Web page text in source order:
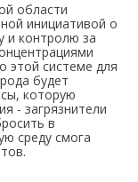
области
инициативой о
и контролю за
этой системе для
будет
которую
- загрязнители
в
среду смога